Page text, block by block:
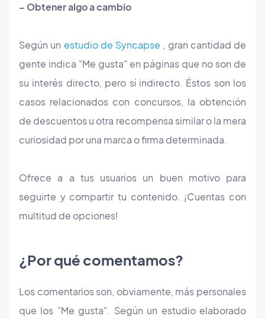
- Obtener algo a cambio
Según un estudio de Syncapse , gran cantidad de
gente indica "Me gusta" en páginas que no son de
su interés directo, pero sí indirecto. Éstos son los
casos relacionados con concursos, la obtención
de descuentos u otra recompensa similar o la mera
curiosidad por una marca o firma determinada.
Ofrece a a tus usuarios un buen motivo para
seguirte y compartir tu contenido. ¡Cuentas con
multitud de opciones!
¿Por qué comentamos?
Los comentarios son, obviamente, más personales
que los "Me gusta". Según un estudio elaborado